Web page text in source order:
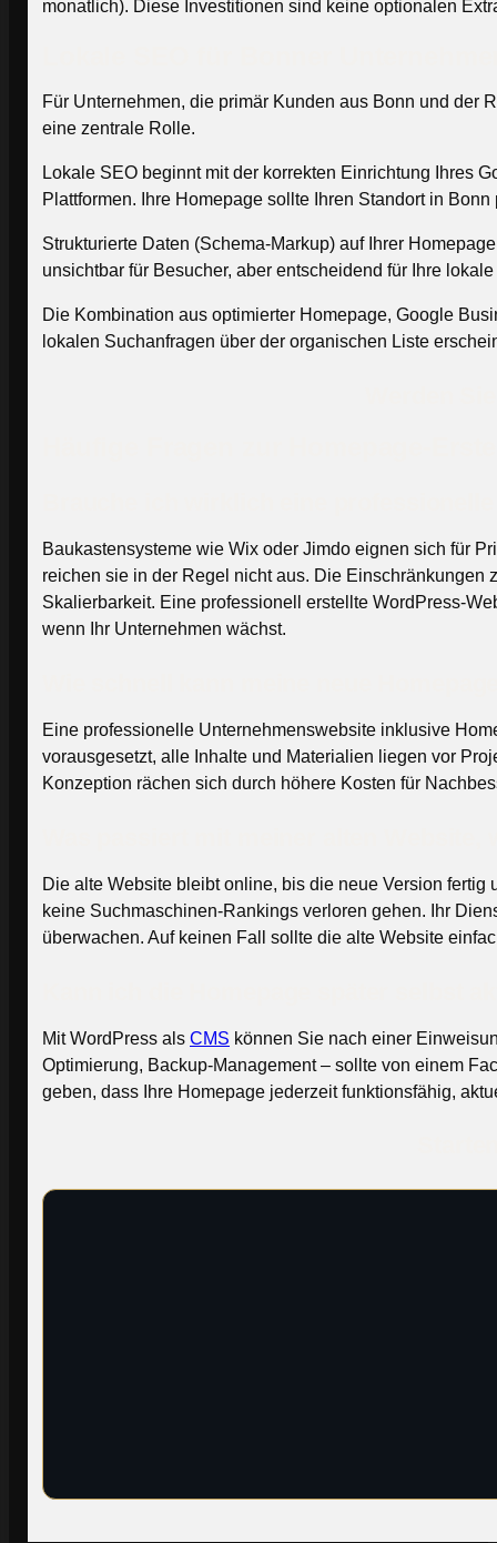
monatlich). Diese Investitionen sind keine optionalen
Für Unternehmen, die primär Kunden aus Bonn und der
eine zentrale Rolle.
Lokale SEO beginnt mit der korrekten Einrichtung Ihres
Plattformen. Ihre Homepage sollte Ihren Standort in
Strukturierte Daten (Schema-Markup) auf Ihrer
unsichtbar für Besucher, aber entscheidend für Ihre
Die Kombination aus optimierter Homepage, Google
lokalen Suchanfragen über der organischen Liste
Baukastensysteme wie Wix oder Jimdo eignen sich für
reichen sie in der Regel nicht aus. Die
Skalierbarkeit. Eine professionell erstellte WordPress-
wenn Ihr Unternehmen wächst.
Eine professionelle Unternehmenswebsite inklusive
vorausgesetzt, alle Inhalte und Materialien liegen vor
Konzeption rächen sich durch höhere Kosten für
Die alte Website bleibt online, bis die neue Version
keine Suchmaschinen-Rankings verloren gehen. Ihr
überwachen. Auf keinen Fall sollte die alte Website
Mit WordPress als CMS können Sie nach einer
Optimierung, Backup-Management – sollte von einem
geben, dass Ihre Homepage jederzeit funktionsfähig,